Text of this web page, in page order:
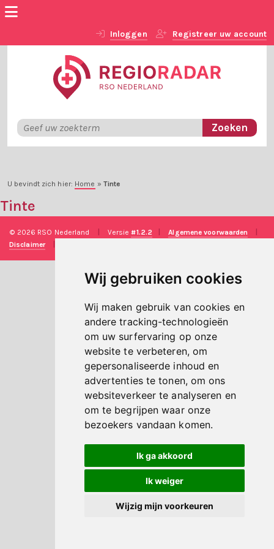
Wij gebruiken cookies
Wij maken gebruik van cookies en
andere tracking-technologieën
om uw surfervaring op onze
website te verbeteren, om
gepersonaliseerde inhoud en
advertenties te tonen, om ons
websiteverkeer te analyseren en
om te begrijpen waar onze
bezoekers vandaan komen.
Ik ga akkoord
Ik weiger
Wijzig mijn voorkeuren
Inloggen Registreer uw account
U bevindt zich hier: Home » Tinte
Tinte
© 2026 RSO Nederland Versie#1.2.2 Algemene voorwaarden
Disclaimer